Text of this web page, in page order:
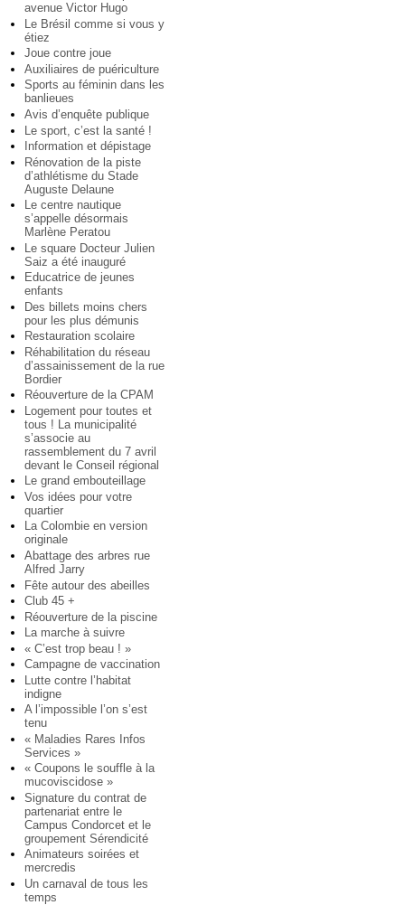
avenue Victor Hugo
Le Brésil comme si vous y
étiez
Joue contre joue
Auxiliaires de puériculture
Sports au féminin dans les
banlieues
Avis d’enquête publique
Le sport, c’est la santé !
Information et dépistage
Rénovation de la piste
d’athlétisme du Stade
Auguste Delaune
Le centre nautique
s’appelle désormais
Marlène Peratou
Le square Docteur Julien
Saiz a été inauguré
Educatrice de jeunes
enfants
Des billets moins chers
pour les plus démunis
Restauration scolaire
Réhabilitation du réseau
d’assainissement de la rue
Bordier
Réouverture de la CPAM
Logement pour toutes et
tous ! La municipalité
s’associe au
rassemblement du 7 avril
devant le Conseil régional
Le grand embouteillage
Vos idées pour votre
quartier
La Colombie en version
originale
Abattage des arbres rue
Alfred Jarry
Fête autour des abeilles
Club 45 +
Réouverture de la piscine
La marche à suivre
« C’est trop beau ! »
Campagne de vaccination
Lutte contre l’habitat
indigne
A l’impossible l’on s’est
tenu
« Maladies Rares Infos
Services »
« Coupons le souffle à la
mucoviscidose »
Signature du contrat de
partenariat entre le
Campus Condorcet et le
groupement Sérendicité
Animateurs soirées et
mercredis
Un carnaval de tous les
temps